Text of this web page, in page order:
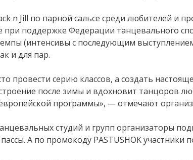
n Jill по парной сальсе среди любителей и
при поддержке Федерации танцевального
(интенсивы с последующим
и для пар.
провести серию классов, а создать
после зимы и вдохновит танцоров
программы», — отмечают
студий и групп организаторы
А по промокоду PASTUSHOK участники